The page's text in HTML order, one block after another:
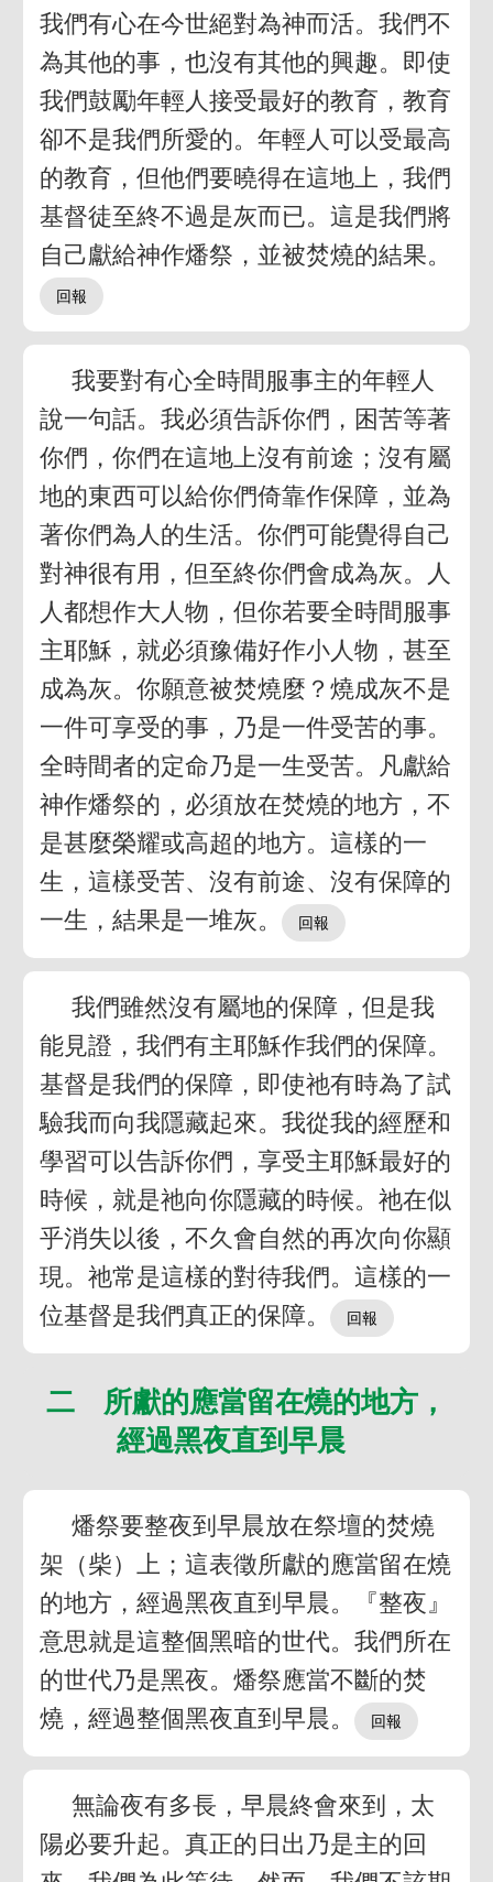
我們有心在今世絕對為神而活。我們不
為其他的事，也沒有其他的興趣。即使
我們鼓勵年輕人接受最好的教育，教育
卻不是我們所愛的。年輕人可以受最高
的教育，但他們要曉得在這地上，我們
基督徒至終不過是灰而已。這是我們將
自己獻給神作燔祭，並被焚燒的結果。
我要對有心全時間服事主的年輕人
說一句話。我必須告訴你們，困苦等著
你們，你們在這地上沒有前途；沒有屬
地的東西可以給你們倚靠作保障，並為
著你們為人的生活。你們可能覺得自己
對神很有用，但至終你們會成為灰。人
人都想作大人物，但你若要全時間服事
主耶穌，就必須豫備好作小人物，甚至
成為灰。你願意被焚燒麼？燒成灰不是
一件可享受的事，乃是一件受苦的事。
全時間者的定命乃是一生受苦。凡獻給
神作燔祭的，必須放在焚燒的地方，不
是甚麼榮耀或高超的地方。這樣的一
生，這樣受苦、沒有前途、沒有保障的
一生，結果是一堆灰。
我們雖然沒有屬地的保障，但是我
能見證，我們有主耶穌作我們的保障。
基督是我們的保障，即使祂有時為了試
驗我而向我隱藏起來。我從我的經歷和
學習可以告訴你們，享受主耶穌最好的
時候，就是祂向你隱藏的時候。祂在似
乎消失以後，不久會自然的再次向你顯
現。祂常是這樣的對待我們。這樣的一
位基督是我們真正的保障。
二 所獻的應當留在燒的地方，
經過黑夜直到早晨
燔祭要整夜到早晨放在祭壇的焚燒
架（柴）上；這表徵所獻的應當留在燒
的地方，經過黑夜直到早晨。『整夜』
意思就是這整個黑暗的世代。我們所在
的世代乃是黑夜。燔祭應當不斷的焚
燒，經過整個黑夜直到早晨。
無論夜有多長，早晨終會來到，太
陽必要升起。真正的日出乃是主的回